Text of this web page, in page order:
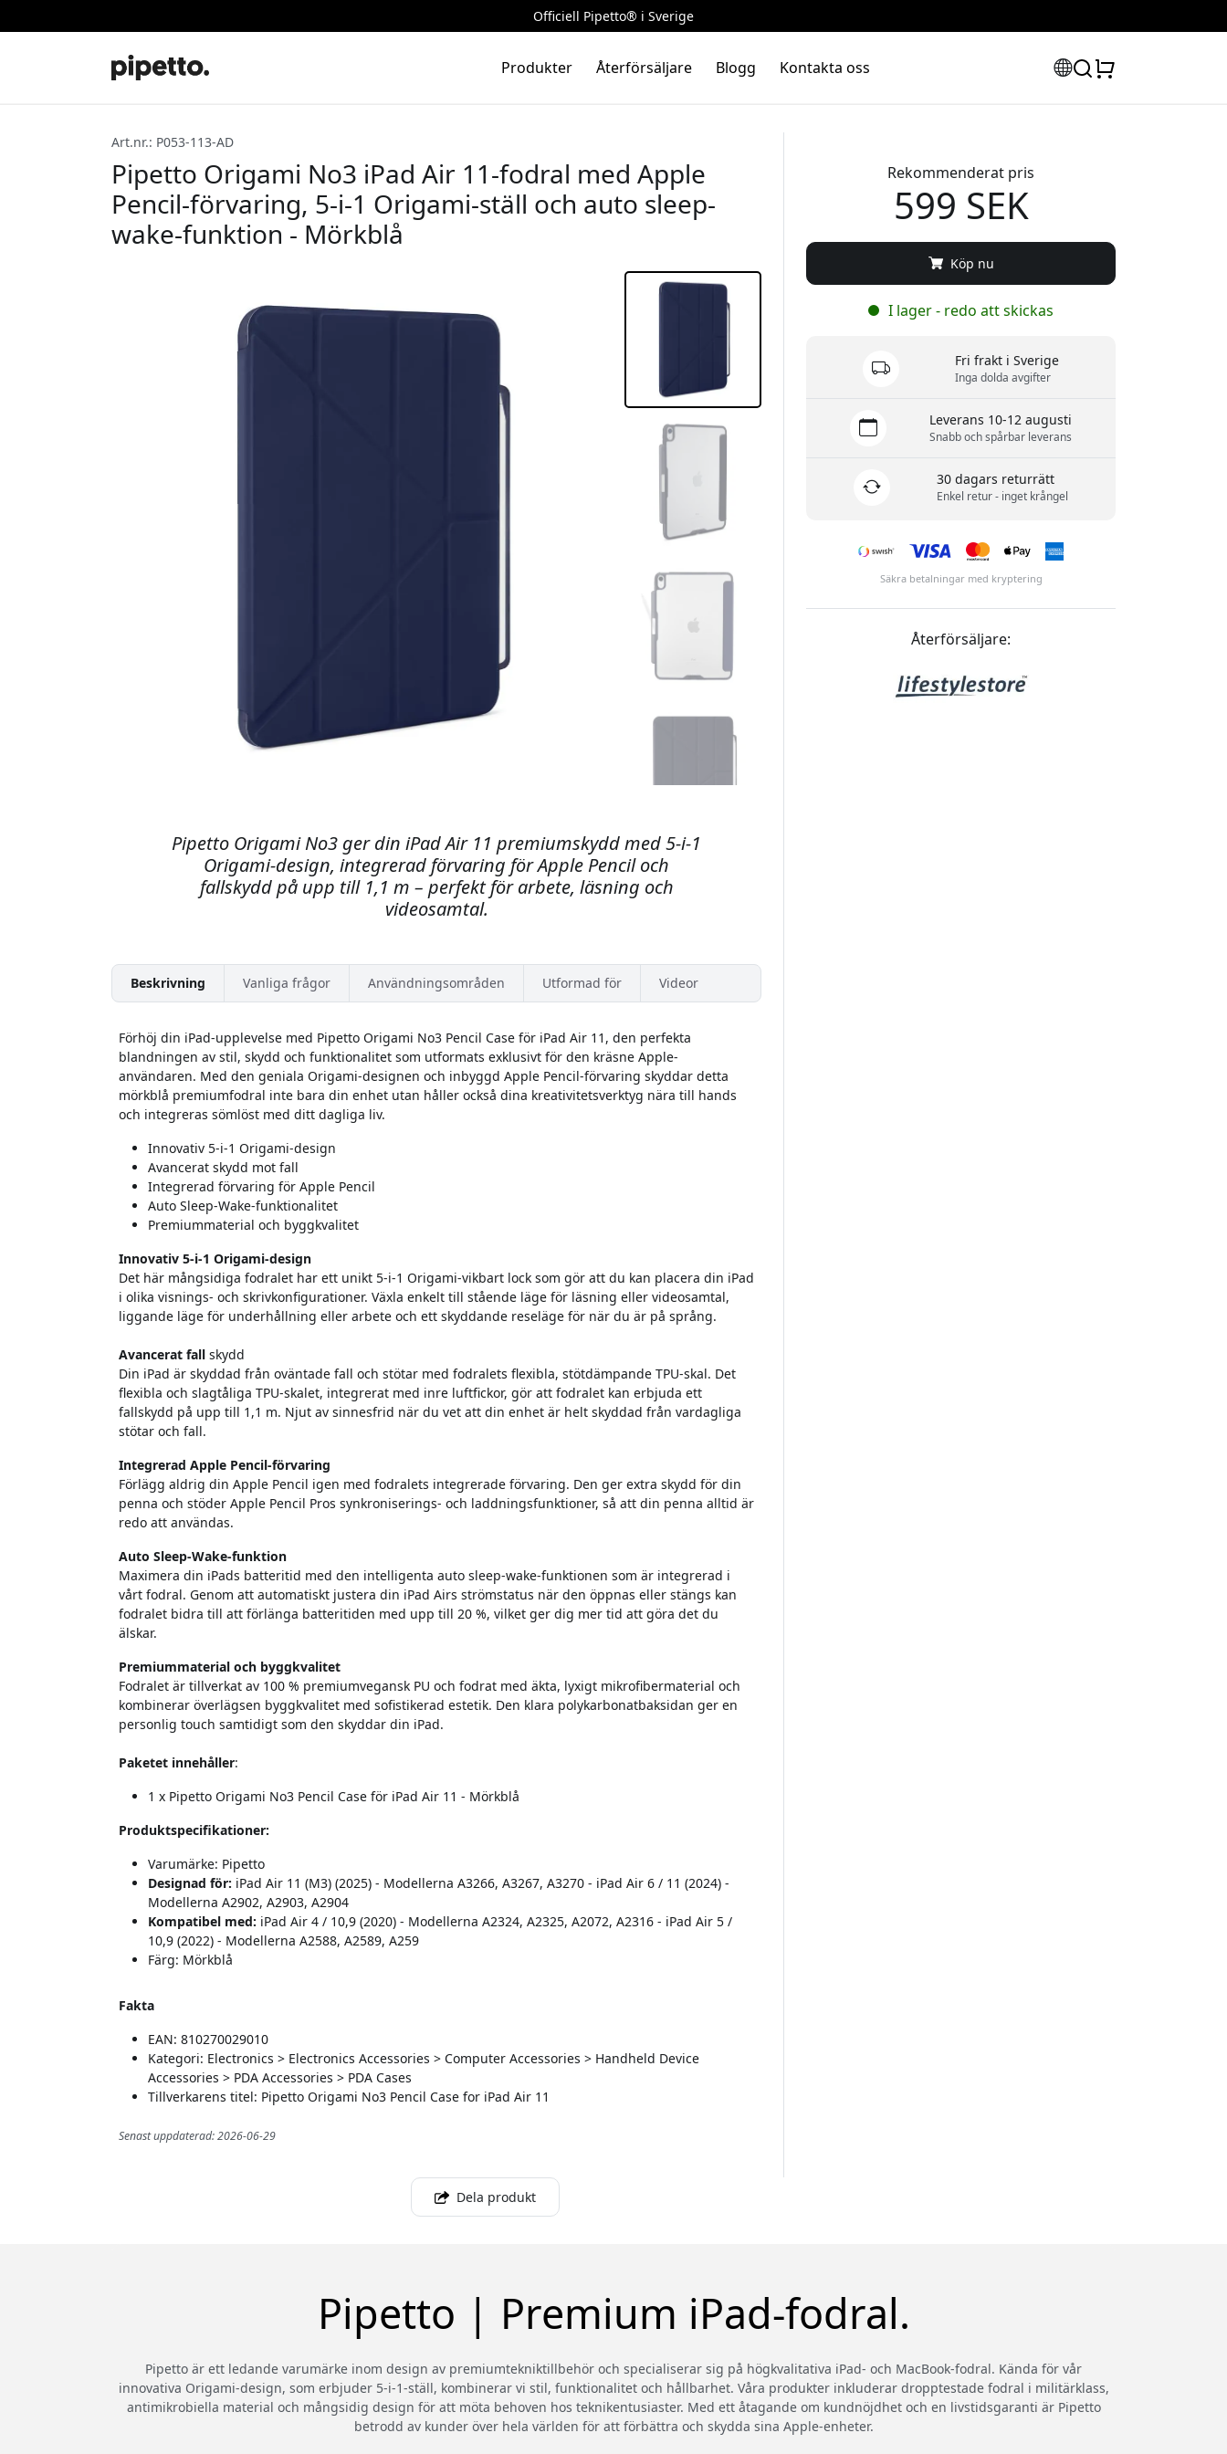
Officiell Pipetto® i Sverige
Produkter Återförsäljare Blogg Kontakta oss
Art.nr.: P053-113-AD
Pipetto Origami No3 iPad Air 11-fodral med Apple
Pencil-förvaring, 5-i-1 Origami-ställ och auto sleep-
wake-funktion - Mörkblå
Pipetto Origami No3 ger din iPad Air 11 premiumskydd med 5-i-1
Origami-design, integrerad förvaring för Apple Pencil och
fallskydd på upp till 1,1 m – perfekt för arbete, läsning och
videosamtal.
Beskrivning Vanliga frågor Användningsområden Utformad för Videor
Förhöj din iPad-upplevelse med Pipetto Origami No3 Pencil Case för iPad Air 11, den perfekta
blandningen av stil, skydd och funktionalitet som utformats exklusivt för den kräsne Apple-
användaren. Med den geniala Origami-designen och inbyggd Apple Pencil-förvaring skyddar detta
mörkblå premiumfodral inte bara din enhet utan håller också dina kreativitetsverktyg nära till hands
och integreras sömlöst med ditt dagliga liv.
Innovativ 5-i-1 Origami-design
Avancerat skydd mot fall
Integrerad förvaring för Apple Pencil
Auto Sleep-Wake-funktionalitet
Premiummaterial och byggkvalitet
Innovativ 5-i-1 Origami-design
Det här mångsidiga fodralet har ett unikt 5-i-1 Origami-vikbart lock som gör att du kan placera din iPad
i olika visnings- och skrivkonfigurationer. Växla enkelt till stående läge för läsning eller videosamtal,
liggande läge för underhållning eller arbete och ett skyddande reseläge för när du är på språng.
Avancerat fall skydd
Din iPad är skyddad från oväntade fall och stötar med fodralets flexibla, stötdämpande TPU-skal. Det
flexibla och slagtåliga TPU-skalet, integrerat med inre luftfickor, gör att fodralet kan erbjuda ett
fallskydd på upp till 1,1 m. Njut av sinnesfrid när du vet att din enhet är helt skyddad från vardagliga
stötar och fall.
Integrerad Apple Pencil-förvaring
Förlägg aldrig din Apple Pencil igen med fodralets integrerade förvaring. Den ger extra skydd för din
penna och stöder Apple Pencil Pros synkroniserings- och laddningsfunktioner, så att din penna alltid är
redo att användas.
Auto Sleep-Wake-funktion
Maximera din iPads batteritid med den intelligenta auto sleep-wake-funktionen som är integrerad i
vårt fodral. Genom att automatiskt justera din iPad Airs strömstatus när den öppnas eller stängs kan
fodralet bidra till att förlänga batteritiden med upp till 20 %, vilket ger dig mer tid att göra det du
älskar.
Premiummaterial och byggkvalitet
Fodralet är tillverkat av 100 % premiumvegansk PU och fodrat med äkta, lyxigt mikrofibermaterial och
kombinerar överlägsen byggkvalitet med sofistikerad estetik. Den klara polykarbonatbaksidan ger en
personlig touch samtidigt som den skyddar din iPad.
Paketet innehåller:
1 x Pipetto Origami No3 Pencil Case för iPad Air 11 - Mörkblå
Produktspecifikationer:
Varumärke: Pipetto
Designad för: iPad Air 11 (M3) (2025) - Modellerna A3266, A3267, A3270 - iPad Air 6 / 11 (2024) -
Modellerna A2902, A2903, A2904
Kompatibel med: iPad Air 4 / 10,9 (2020) - Modellerna A2324, A2325, A2072, A2316 - iPad Air 5 /
10,9 (2022) - Modellerna A2588, A2589, A259
Färg: Mörkblå
Fakta
EAN: 810270029010
Kategori: Electronics > Electronics Accessories > Computer Accessories > Handheld Device
Accessories > PDA Accessories > PDA Cases
Tillverkarens titel: Pipetto Origami No3 Pencil Case for iPad Air 11
Senast uppdaterad: 2026-06-29
Rekommenderat pris
599 SEK
Köp nu
I lager - redo att skickas
Fri frakt i Sverige
Inga dolda avgifter
Leverans 10-12 augusti
Snabb och spårbar leverans
30 dagars returrätt
Enkel retur - inget krångel
Säkra betalningar med kryptering
Återförsäljare:
Dela produkt
Pipetto | Premium iPad-fodral.
Pipetto är ett ledande varumärke inom design av premiumtekniktillbehör och specialiserar sig på högkvalitativa iPad- och MacBook-fodral. Kända för vår
innovativa Origami-design, som erbjuder 5-i-1-ställ, kombinerar vi stil, funktionalitet och hållbarhet. Våra produkter inkluderar dropptestade fodral i militärklass,
antimikrobiella material och mångsidig design för att möta behoven hos teknikentusiaster. Med ett åtagande om kundnöjdhet och en livstidsgaranti är Pipetto
betrodd av kunder över hela världen för att förbättra och skydda sina Apple-enheter.